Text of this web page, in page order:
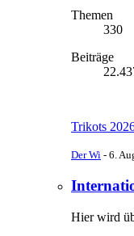
Themen
330
Beiträge
Trikots
Der Wi - 6.
Hier wird